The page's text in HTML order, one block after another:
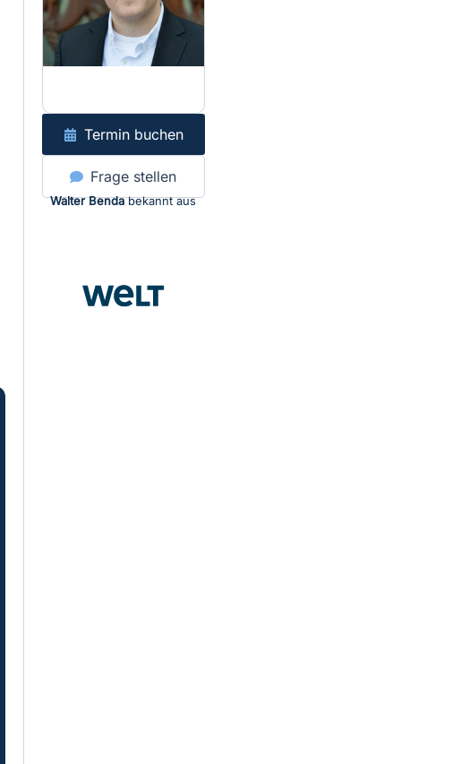
Termin buchen
Frage stellen
Walter Bendabekannt aus